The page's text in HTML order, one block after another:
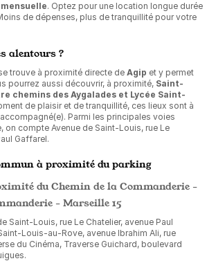
. Optez pour une location longue durée
de dépenses, plus de tranquillité pour votre
alentours ?
trouve à proximité directe de Agip et y permet
pourrez aussi découvrir, à proximité, Saint-
chemins des Aygalades et Lycée Saint-
de plaisir et de tranquillité, ces lieux sont à
Parmi les principales voies
on compte Avenue de Saint-Louis, rue Le
Gaffarel.
à proximité du parking
du Chemin de la Commanderie -
- Marseille 15
Saint-Louis, rue Le Chatelier, avenue Paul
Louis-au-Rove, avenue Ibrahim Ali, rue
du Cinéma, Traverse Guichard, boulevard